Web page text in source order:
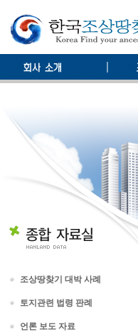
조상땅찾기 대박 사례
토지관련 법령 판례
언론 보도 자료